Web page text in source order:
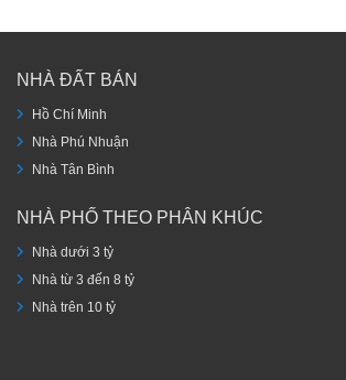
NHÀ ĐẤT BÁN
Hồ Chí Minh
Nhà Phú Nhuận
Nhà Tân Bình
NHÀ PHỐ THEO PHÂN KHÚC
Nhà dưới 3 tỷ
Nhà từ 3 đến 8 tỷ
Nhà trên 10 tỷ